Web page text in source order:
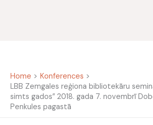
Home
Konferences
LBB Zemgales reģiona bibliotekāru
simts gados” 2018. gada 7. novembrī
Penkules pagastā